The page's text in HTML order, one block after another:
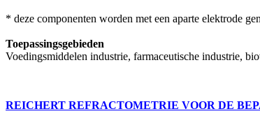
* deze componenten worden met een aparte elektrode
Toepassingsgebieden
Voedingsmiddelen industrie, farmaceutische industrie,
REICHERT REFRACTOMETRIE VOOR DE